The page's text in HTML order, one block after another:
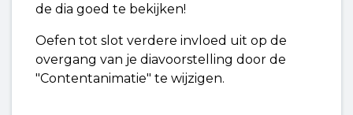
de dia goed te bekijken!
Oefen tot slot verdere invloed uit op de
overgang van je diavoorstelling door de
"Contentanimatie" te wijzigen.